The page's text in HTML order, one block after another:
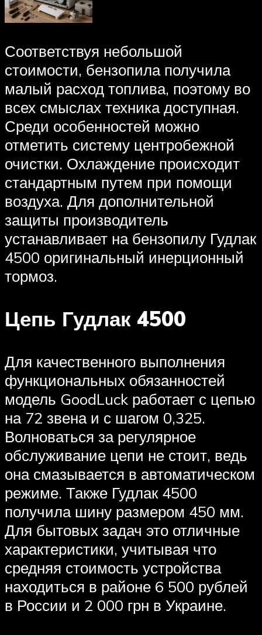
Соответствуя небольшой
стоимости, бензопила получила
малый расход топлива, поэтому во
всех смыслах техника доступная.
Среди особенностей можно
отметить систему центробежной
очистки. Охлаждение происходит
стандартным путем при помощи
воздуха. Для дополнительной
защиты производитель
устанавливает на бензопилу Гудлак
4500 оригинальный инерционный
тормоз.
Цепь Гудлак 4500
Для качественного выполнения
функциональных обязанностей
модель GoodLuck работает с цепью
на 72 звена и с шагом 0,325.
Волноваться за регулярное
обслуживание цепи не стоит, ведь
она смазывается в автоматическом
режиме. Также Гудлак 4500
получила шину размером 450 мм.
Для бытовых задач это отличные
характеристики, учитывая что
средняя стоимость устройства
находиться в районе 6 500 рублей
в России и 2 000 грн в Украине.